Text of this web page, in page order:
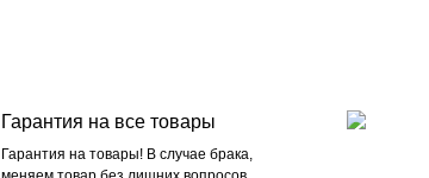
Гарантия на все товары
Гарантия на товары! В случае брака,